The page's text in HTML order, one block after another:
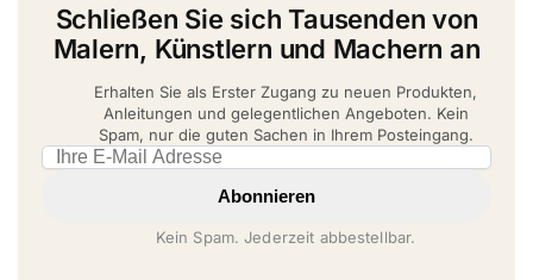
Schließen Sie sich Tausenden von
Malern, Künstlern und Machern an
Erhalten Sie als Erster Zugang zu neuen Produkten,
Anleitungen und gelegentlichen Angeboten. Kein
Spam, nur die guten Sachen in Ihrem Posteingang.
Email address
Abonnieren
Kein Spam. Jederzeit abbestellbar.